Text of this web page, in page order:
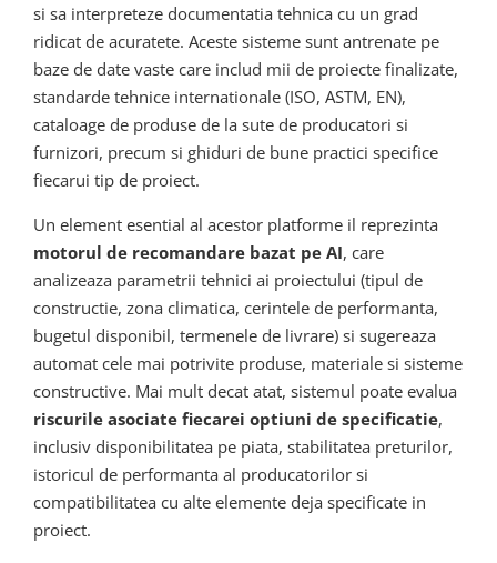
si sa interpreteze documentatia tehnica cu un grad
ridicat de acuratete. Aceste sisteme sunt antrenate pe
baze de date vaste care includ mii de proiecte finalizate,
standarde tehnice internationale (ISO, ASTM, EN),
cataloage de produse de la sute de producatori si
furnizori, precum si ghiduri de bune practici specifice
fiecarui tip de proiect.
Un element esential al acestor platforme il reprezinta
motorul de recomandare bazat pe AI, care
analizeaza parametrii tehnici ai proiectului (tipul de
constructie, zona climatica, cerintele de performanta,
bugetul disponibil, termenele de livrare) si sugereaza
automat cele mai potrivite produse, materiale si sisteme
constructive. Mai mult decat atat, sistemul poate evalua
riscurile asociate fiecarei optiuni de specificatie,
inclusiv disponibilitatea pe piata, stabilitatea preturilor,
istoricul de performanta al producatorilor si
compatibilitatea cu alte elemente deja specificate in
proiect.